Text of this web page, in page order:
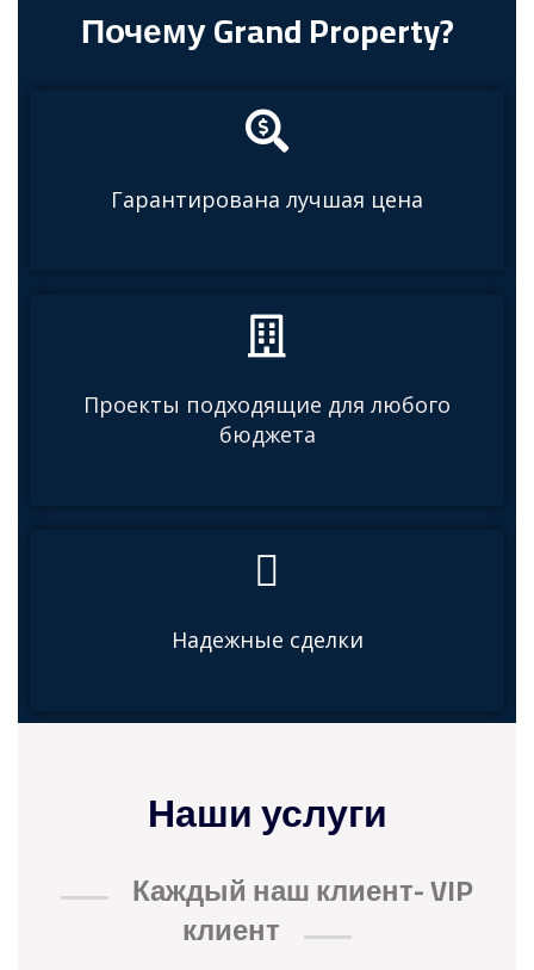
Почему Grand Property?
Гарантирована лучшая цена
Проекты подходящие для любого
бюджета
Надежные сделки
Наши услуги
Каждый наш клиент- VIP
клиент